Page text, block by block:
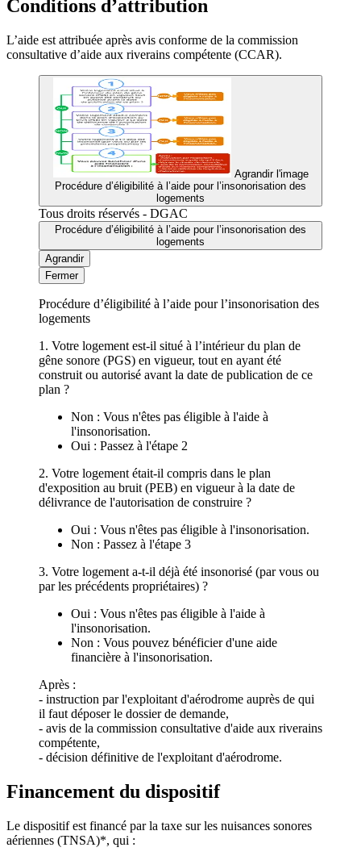
Conditions d’attribution
L’aide est attribuée après avis conforme de la commission
consultative d’aide aux riverains compétente (CCAR).
Agrandir l'image
Procédure d’éligibilité à l’aide pour l’insonorisation des
logements
Tous droits réservés - DGAC
Procédure d’éligibilité à l’aide pour l’insonorisation des
logements
Agrandir
Fermer
Procédure d’éligibilité à l’aide pour l’insonorisation des
logements
1. Votre logement est-il situé à l’intérieur du plan de
gêne sonore (PGS) en vigueur, tout en ayant été
construit ou autorisé avant la date de publication de ce
plan ?
Non : Vous n'êtes pas éligible à l'aide à
l'insonorisation.
Oui : Passez à l'étape 2
2. Votre logement était-il compris dans le plan
d'exposition au bruit (PEB) en vigueur à la date de
délivrance de l'autorisation de construire ?
Oui : Vous n'êtes pas éligible à l'insonorisation.
Non : Passez à l'étape 3
3. Votre logement a-t-il déjà été insonorisé (par vous ou
par les précédents propriétaires) ?
Oui : Vous n'êtes pas éligible à l'aide à
l'insonorisation.
Non : Vous pouvez bénéficier d'une aide
financière à l'insonorisation.
Après :
- instruction par l'exploitant d'aérodrome auprès de qui
il faut déposer le dossier de demande,
- avis de la commission consultative d'aide aux riverains
compétente,
- décision définitive de l'exploitant d'aérodrome.
Financement du dispositif
Le dispositif est financé par la taxe sur les nuisances sonores
aériennes (TNSA)*, qui :